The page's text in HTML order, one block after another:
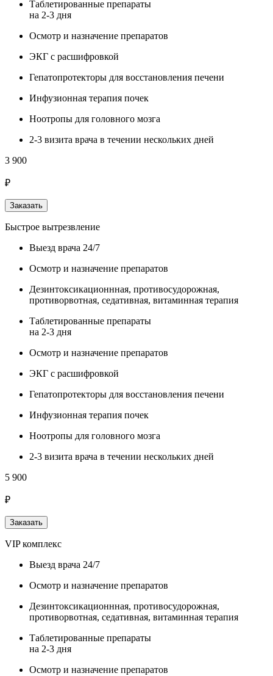
Таблетированные препараты
на 2-3 дня
Осмотр и назначение препаратов
ЭКГ с расшифровкой
Гепатопротекторы для восстановления печени
Инфузионная терапия почек
Ноотропы для головного мозга
2-3 визита врача в течении нескольких дней
3 900
₽
Заказать
Быстрое вытрезвление
Выезд врача 24/7
Осмотр и назначение препаратов
Дезинтоксикационнная, противосудорожная,
противорвотная, седативная, витаминная терапия
Таблетированные препараты
на 2-3 дня
Осмотр и назначение препаратов
ЭКГ с расшифровкой
Гепатопротекторы для восстановления печени
Инфузионная терапия почек
Ноотропы для головного мозга
2-3 визита врача в течении нескольких дней
5 900
₽
Заказать
VIP комплекс
Выезд врача 24/7
Осмотр и назначение препаратов
Дезинтоксикационнная, противосудорожная,
противорвотная, седативная, витаминная терапия
Таблетированные препараты
на 2-3 дня
Осмотр и назначение препаратов